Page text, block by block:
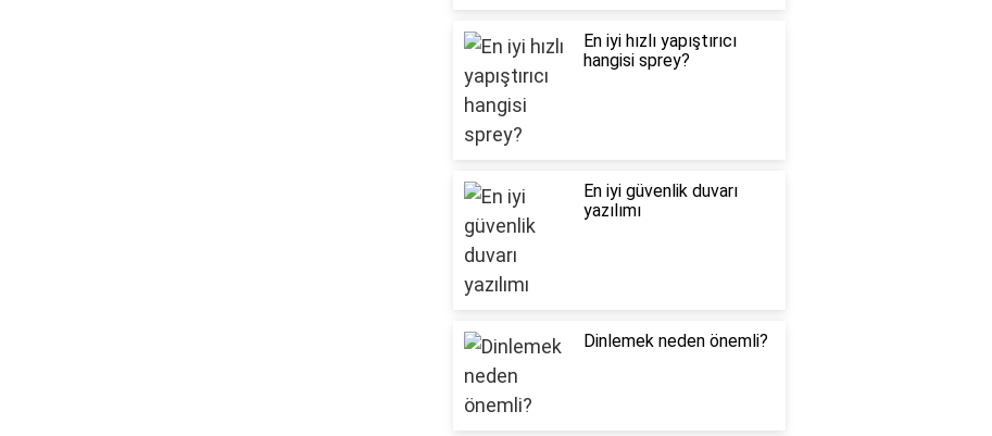
En iyi hızlı yapıştırıcı
hangisi sprey?
En iyi güvenlik duvarı
yazılımı
Dinlemek neden önemli?